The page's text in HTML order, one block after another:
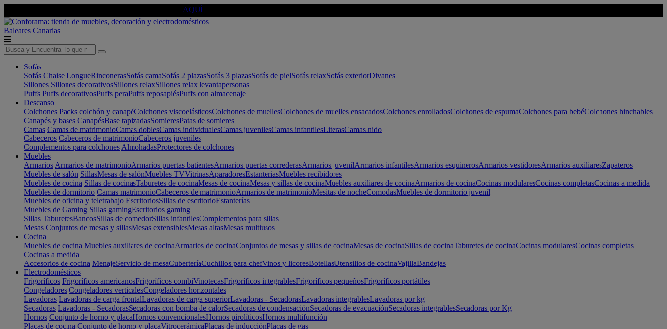
AQUÍ
Baleares Canarias
Sofás
Sofás Chaise LongueRinconerasSofás camaSofás 2 plazasSofás 3 plazasSofás de pielSofás relaxSofás exteriorDivanes
Sillones Sillones decorativosSillones relaxSillones relax levantapersonas
Puffs Puffs decorativosPuffs peraPuffs reposapiésPuffs con almacenaje
Descanso
Colchones Packs colchón y canapéColchones viscoelásticosColchones de muellesColchones de muelles ensacadosColchones enrolladosColchones de espumaColchones para bebéColchones hinchables
Canapés y bases CanapésBase tapizadasSomieresPatas de somieres
Camas Camas de matrimonioCamas doblesCamas individualesCamas juvenilesCamas infantilesLiterasCamas nido
Cabeceros Cabeceros de matrimonioCabeceros juveniles
Complementos para colchones AlmohadasProtectores de colchones
Muebles
Armarios Armarios de matrimonioArmarios puertas batientesArmarios puertas correderasArmarios juvenilArmarios infantilesArmarios esquinerosArmarios vestidoresArmarios auxiliaresZapateros
Muebles de salón SillasMesas de salónMuebles TVVitrinasAparadoresEstanteriasMuebles recibidores
Muebles de cocina Sillas de cocinasTaburetes de cocinaMesas de cocinaMesas y sillas de cocinaMuebles auxiliares de cocinaArmarios de cocinaCocinas modularesCocinas completasCocinas a medida
Muebles de dormitorio Camas matrimonioCabeceros de matrimonioArmarios de matrimonioMesitas de nocheComodasMuebles de dormitorio juvenil
Muebles de oficina y teletrabajo EscritoriosSillas de escritorioEstanterías
Muebles de Gaming Sillas gamingEscritorios gaming
Sillas TaburetesBancosSillas de comedorSillas infantilesComplementos para sillas
Mesas Conjuntos de mesas y sillasMesas extensiblesMesas altasMesas multiusos
Cocina
Muebles de cocina Muebles auxiliares de cocinaArmarios de cocinaConjuntos de mesas y sillas de cocinaMesas de cocinaSillas de cocinaTaburetes de cocinaCocinas modularesCocinas completas
Cocinas a medida
Accesorios de cocina MenajeServicio de mesaCuberteríaCuchillos para chefVinos y licoresBotellasUtensilios de cocinaVajillaBandejas
Electrodomésticos
Frigoríficos Frigoríficos americanosFrigoríficos combiVinotecasFrigoríficos integrablesFrigoríficos pequeñosFrigoríficos portátiles
Congeladores Congeladores verticalesCongeladores horizontales
Lavadoras Lavadoras de carga frontalLavadoras de carga superiorLavadoras - SecadorasLavadoras integrablesLavadoras por kg
Secadoras Lavadoras - SecadorasSecadoras con bomba de calorSecadoras de condensaciónSecadoras de evacuaciónSecadoras integrablesSecadoras por Kg
Hornos Conjunto de horno y placaHornos convencionalesHornos pirolíticosHornos multifunción
Placas de cocina Conjunto de horno y placaVitrocerámicaPlacas de inducciónPlacas de gas